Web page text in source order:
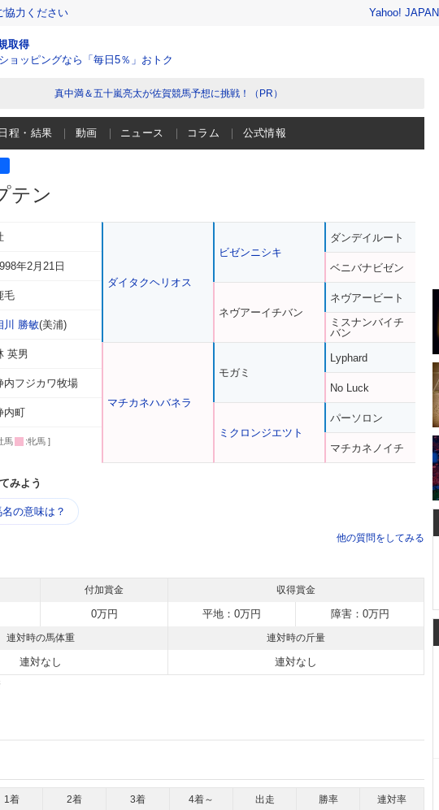
協力ください Yahoo! JAPAN
取得
ョッピングなら「毎日5％」おトク
真中満＆五十嵐亮太が佐賀競馬予想に挑戦！（PR）
日程・結果 動画 ニュース コラム 公式情報
テン
年2月21日
毛
川 勝敏(美浦)
英男
内フジカワ牧場
内町
馬 :牝馬 ]
ダイタクヘリオス
マチカネハバネラ
ビゼンニシキ
ネヴアーイチバン
モガミ
ミクロンジエツト
ダンデイルート
ベニバナビゼン
ネヴアービート
ミスナンバイチ
バン
Lyphard
No Luck
パーソロン
マチカネノイチ
みよう
の意味は？
他の質問をしてみる
付加賞金 収得賞金
0万円 平地：0万円 障害：0万円
連対時の馬体重 連対時の斤量
連対なし 連対なし
1着 2着 3着 4着～ 出走 勝率 連対率